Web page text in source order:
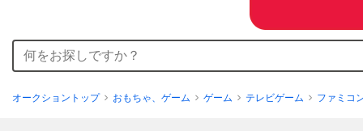
オークショントップ おもちゃ、ゲーム ゲーム テレビゲーム ファミコ